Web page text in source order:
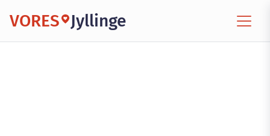
VORES Jyllinge